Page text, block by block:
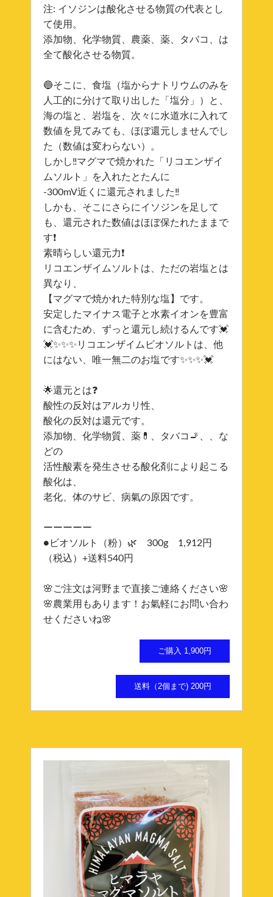
注: イソジンは酸化させる物質の代表とし
て使用。
添加物、化学物質、農薬、薬、タバコ、は
全て酸化させる物質。
🔵そこに、食塩（塩からナトリウムのみを
人工的に分けて取り出した「塩分」）と、
海の塩と、岩塩を、次々に水道水に入れて
数値を見てみても、ほぼ還元しませんでし
た（数値は変わらない）。
しかし‼️マグマで焼かれた「リコエンザイ
ムソルト」を入れたとたんに
-300mV近くに還元されました‼️
しかも、そこにさらにイソジンを足して
も、還元された数値はほぼ保たれたままで
す❗️
素晴らしい還元力❗️
リコエンザイムソルトは、ただの岩塩とは
異なり、
【マグマで焼かれた特別な塩】です。
安定したマイナス電子と水素イオンを豊富
に含むため、ずっと還元し続けるんです💓
💓✨✨✨リコエンザイムビオソルトは、他
にはない、唯一無二のお塩です✨✨✨💓
🌟還元とは❓
酸性の反対はアルカリ性、
酸化の反対は還元です。
添加物、化学物質、薬💊、タバコ🚬、、な
どの
活性酸素を発生させる酸化剤により起こる
酸化は、
老化、体のサビ、病氣の原因です。
ーーーーー
●ビオソルト（粉）🌿 300g 1,912円
（税込）+送料540円
🌸ご注文は河野まで直接ご連絡ください🌸
🌸農業用もあります！お氣軽にお問い合わ
せくださいね🌸
ご購入 1,900円
送料（2個まで) 200円